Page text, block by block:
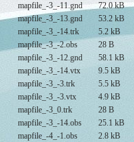
mapfile_-3_-11.gnd
72.0 kB
mapfile_-3_-13.gnd
53.2 kB
mapfile_-3_-14.trk
5.2 kB
mapfile_-3_-2.obs
28 B
mapfile_-3_-12.gnd
58.1 kB
mapfile_-3_-14.vtx
9.5 kB
mapfile_-3_-3.trk
5.5 kB
mapfile_-3_-3.vtx
4.9 kB
mapfile_-3_0.trk
28 B
mapfile_-3_-14.obs
25.1 kB
mapfile_-4_-1.obs
2.8 kB